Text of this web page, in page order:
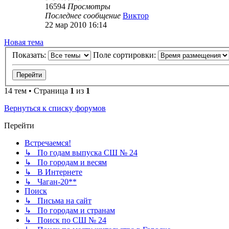
16594 Просмотры
Последнее сообщение Виктор
22 мар 2010 16:14
Новая тема
Показать:
Поле сортировки:
14 тем • Страница 1 из 1
Вернуться к списку форумов
Перейти
Встречаемся!
↳ По годам выпуска СШ № 24
↳ По городам и весям
↳ В Интернете
↳ Чаган-20**
Поиск
↳ Письма на сайт
↳ По городам и странам
↳ Поиск по СШ № 24